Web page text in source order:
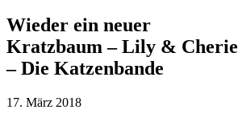
Wieder ein neuer
Kratzbaum – Lily & Cherie
– Die Katzenbande
17. März 2018